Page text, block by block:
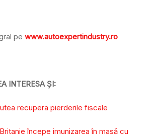
pe www.autoexpertindustry.ro
INTERESA ȘI:
recupera pierderile fiscale
începe imunizarea în masă cu